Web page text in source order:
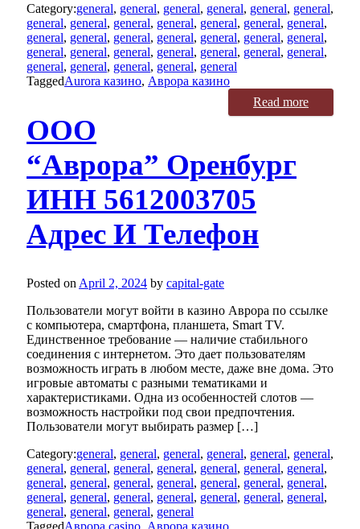
Category:general, general, general, general, general, general,
general, general, general, general, general, general, general,
general, general, general, general, general, general, general,
general, general, general, general, general, general, general,
general, general, general, general, general
TaggedAurora казино, Аврора казино
Read more
ООО
“Аврора” Оренбург
ИНН 5612003705
Адрес И Телефон
Posted on April 2, 2024 by capital-gate
Пользователи могут войти в казино Аврора по ссылке
с компьютера, смартфона, планшета, Smart TV.
Единственное требование — наличие стабильного
соединения с интернетом. Это дает пользователям
возможность играть в любом месте, даже вне дома. Это
игровые автоматы с разными тематиками и
характеристиками. Одна из особенностей слотов —
возможность настройки под свои предпочтения.
Пользователи могут выбирать размер […]
Category:general, general, general, general, general, general,
general, general, general, general, general, general, general,
general, general, general, general, general, general, general,
general, general, general, general, general, general, general,
general, general, general, general
TaggedАврора casino Аврора казино